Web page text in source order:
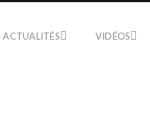
ACTUALITÉS VIDÉOS